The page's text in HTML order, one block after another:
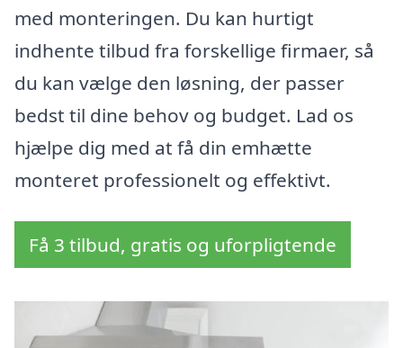
med monteringen. Du kan hurtigt
indhente tilbud fra forskellige firmaer, så
du kan vælge den løsning, der passer
bedst til dine behov og budget. Lad os
hjælpe dig med at få din emhætte
monteret professionelt og effektivt.
Få 3 tilbud, gratis og uforpligtende